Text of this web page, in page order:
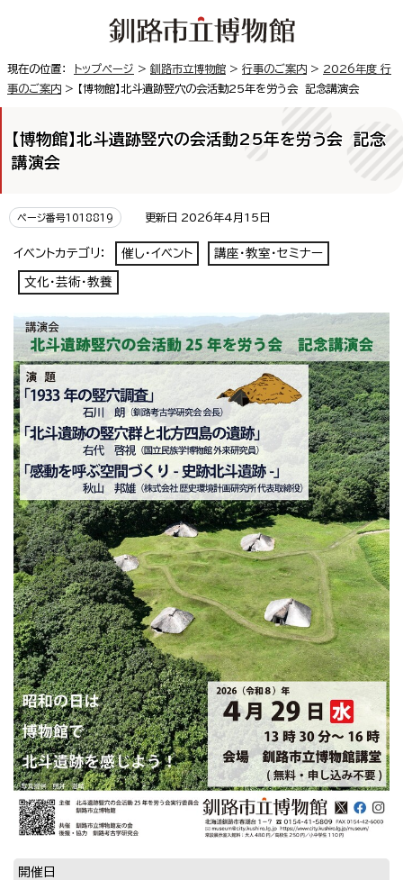
現在の位置： トップページ > 釧路市立博物館 > 行事のご案内 > 2026年度 行
事のご案内 > 【博物館】北斗遺跡竪穴の会活動25年を労う会 記念講演会
【博物館】北斗遺跡竪穴の会活動25年を労う会 記念
講演会
ページ番号1018819 更新日 2026年4月15日
イベントカテゴリ： 催し・イベント 講座・教室・セミナー
文化・芸術・教養
開催日